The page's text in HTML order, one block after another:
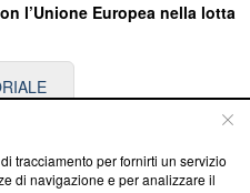
l’Unione Europea nella lotta
trasparenti su Blasting
e su come ci impegniamo a
tracciamento per fornirti un servizio
di navigazione e per analizzare il